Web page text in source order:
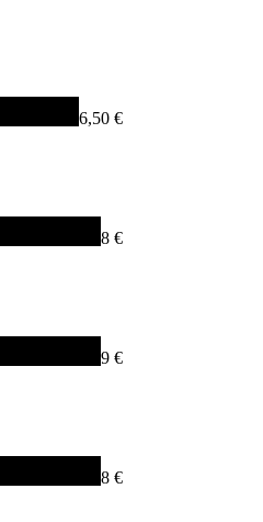
6,50 €
8 €
9 €
8 €